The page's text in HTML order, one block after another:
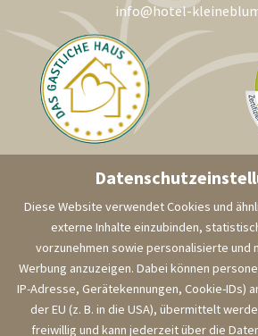
Diese Website verwendet Cookies und
externe Inhalte einzubinden,
vorzunehmen sowie personalisierte und
Werbung anzuzeigen. Dabei können
IP-Adresse, Gerätekennungen, Cookie-IDs)
der EU (z. B. in die USA), übermittelt
freiwillig und kann jederzeit über die
info@hotel-
Melden Sie
für den
Besuchen Sie
auf